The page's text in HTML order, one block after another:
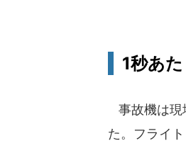
1秒あ
事故機は現
た。フライ